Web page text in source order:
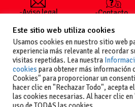
-Aviso legal
generales
de uso
-Política de
privacidad
-Política de
cookies
-Contacto
publicar un
anuncio
-Vende+
Este sitio web utiliza cookies
Usamos cookies en nuestro sitio web
experiencia más relevante al recordar
visitas repetidas. Lea nuestra
cookies para obtener más información
Cookies" para proporcionar un
hacer clic en "Rechazar Todo", acepta
las cookies necesarias. Al hacer clic